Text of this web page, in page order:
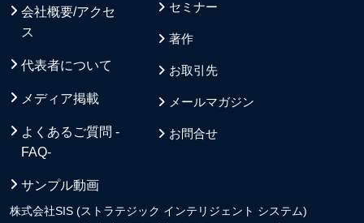
会社概要/アクセ
ス
代表者について
メディア掲載
よくあるご質問 -
FAQ-
サンプル動画
セミナー
著作
お取引先
メールマガジン
お問合せ
株式会社SIS (ストラテジック インテリジェント システム)